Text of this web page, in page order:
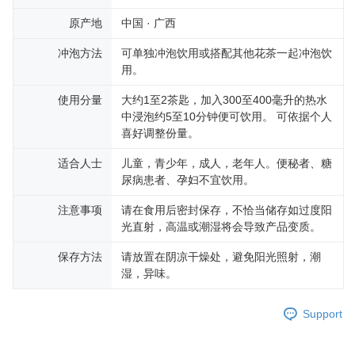
原产地 中国 · 广西
冲泡方法
可单独冲泡饮用或搭配其他花茶一起冲泡饮
用。
使用分量
大约1至2茶匙，加入300至400毫升的热水
中浸泡约5至10分钟便可饮用。 可依据个人
喜好调整份量。
适合人士
儿童，青少年，成人，老年人。便秘者、糖
尿病患者、孕妇不宜饮用。
注意事项
请在食用后密封保存，不恰当储存如过度阳
光直射，高温或潮湿将会导致产品变质。
保存方法
请放置在阴凉干燥处，避免阳光照射，潮
湿，异味。
Support